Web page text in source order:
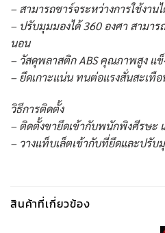
– สามารถชาร์จระหว่างการใช้งาน
– ปรับมุมมองได้ 360 องศา สามาร
นอน
– วัสดุพลาสติก ABS คุณภาพสูง แ
– ยึดเกาะแน่น ทนต่อแรงสั่นสะเทือ
วิธีการติดตั้ง
– ติดตั้งขายึดเข้ากับพนักพิงศีรษะ
– วางแท็บเล็ตเข้ากับที่ยึดและปรับ
สินค้าที่เกี่ยวข้อง